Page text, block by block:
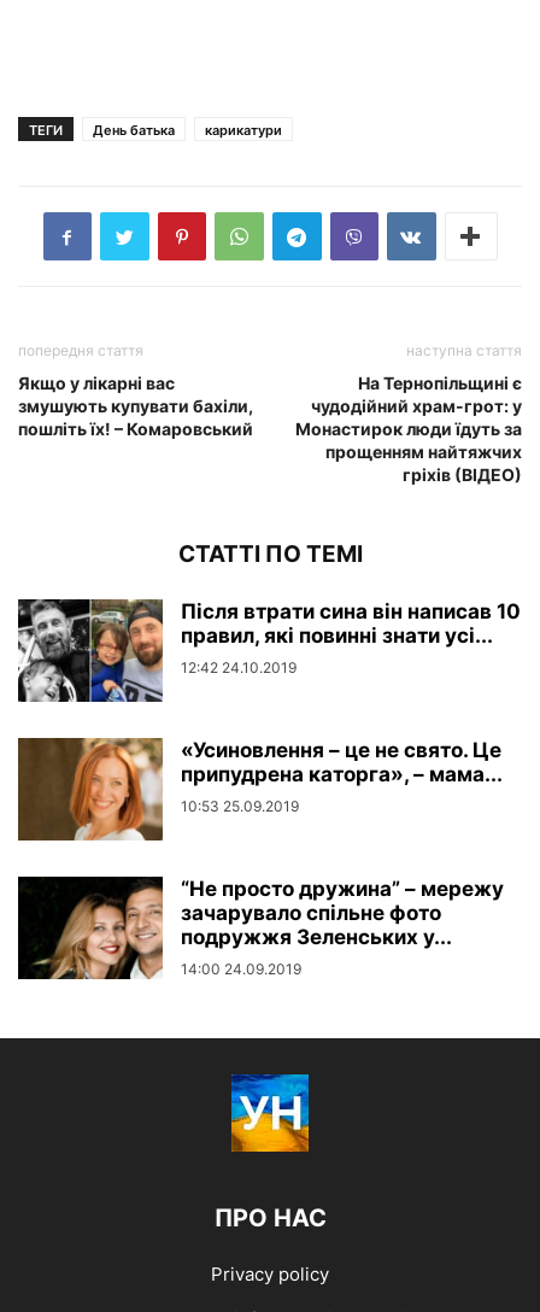
ТЕГИ День батька карикатури
попередня стаття
Якщо у лікарні вас
змушують купувати бахіли,
пошліть їх! – Комаровський
наступна стаття
На Тернопільщині є
чудодійний храм-грот: у
Монастирок люди їдуть за
прощенням найтяжчих
гріхів (ВІДЕО)
СТАТТІ ПО ТЕМІ
Після втрати сина він написав 10
правил, які повинні знати усі...
12:42 24.10.2019
«Усиновлення – це не свято. Це
припудрена каторга», – мама...
10:53 25.09.2019
“Не просто дружина” – мережу
зачарувало спільне фото
подружжя Зеленських у...
14:00 24.09.2019
ПРО НАС
Privacy policy